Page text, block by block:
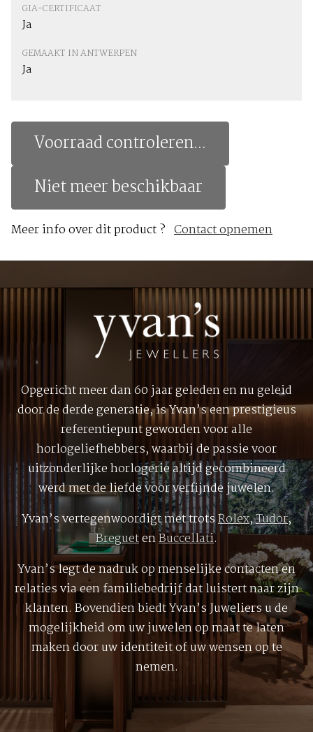
GIA-CERTIFICAAT
Ja
GEMAAKT IN ANTWERPEN
Ja
Voorraad controleren...
Niet meer beschikbaar
Meer info over dit product ? Contact opnemen
Opgericht meer dan 60 jaar geleden en nu geleid
door de derde generatie, is Yvan’s een prestigieus
referentiepunt geworden voor alle
horlogeliefhebbers, waarbij de passie voor
uitzonderlijke horlogerie altijd gecombineerd
werd met de liefde voor verfijnde juwelen.
Yvan’s vertegenwoordigt met trotsRolex,Tudor,
BreguetenBuccellati.
Yvan’s legt de nadruk op menselijke contacten en
relaties via een familiebedrijf dat luistert naar zijn
klanten. Bovendien biedt Yvan’s Juweliers u de
mogelijkheid om uw juwelen op maat te laten
maken door uw identiteit of uw wensen op te
nemen.